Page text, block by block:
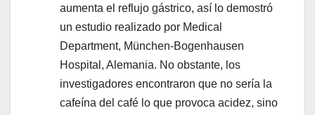
aumenta el reflujo gástrico, así lo demostró
un estudio realizado por Medical
Department, München-Bogenhausen
Hospital, Alemania. No obstante, los
investigadores encontraron que no sería la
cafeína del café lo que provoca acidez, sino